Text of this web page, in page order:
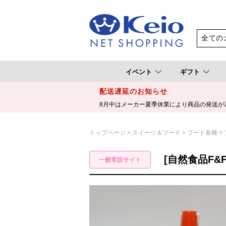
イベント ギフト
配送遅延のお知らせ
8月中はメーカー夏季休業により商品の発送
トップページ スイーツ＆フード フード各種
[自然食品